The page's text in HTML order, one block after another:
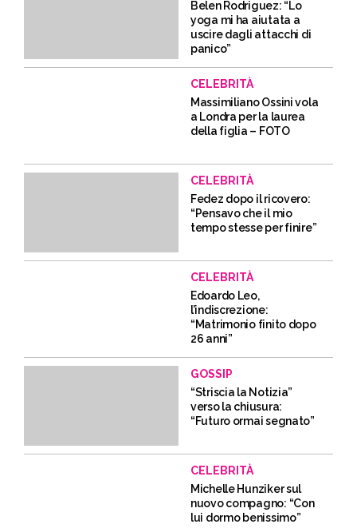
Belen Rodriguez: “Lo
yoga mi ha aiutata a
uscire dagli attacchi di
panico”
CELEBRITÀ
Massimiliano Ossini vola
a Londra per la laurea
della figlia – FOTO
CELEBRITÀ
Fedez dopo il ricovero:
“Pensavo che il mio
tempo stesse per finire”
CELEBRITÀ
Edoardo Leo,
l’indiscrezione:
“Matrimonio finito dopo
26 anni”
GOSSIP
“Striscia la Notizia”
verso la chiusura:
“Futuro ormai segnato”
CELEBRITÀ
Michelle Hunziker sul
nuovo compagno: “Con
lui dormo benissimo”